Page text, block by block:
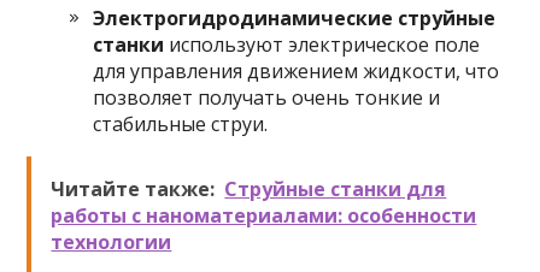
Электрогидродинамические струйные
станки используют электрическое поле
для управления движением жидкости, что
позволяет получать очень тонкие и
стабильные струи.
Читайте также: Струйные станки для
работы с наноматериалами: особенности
технологии